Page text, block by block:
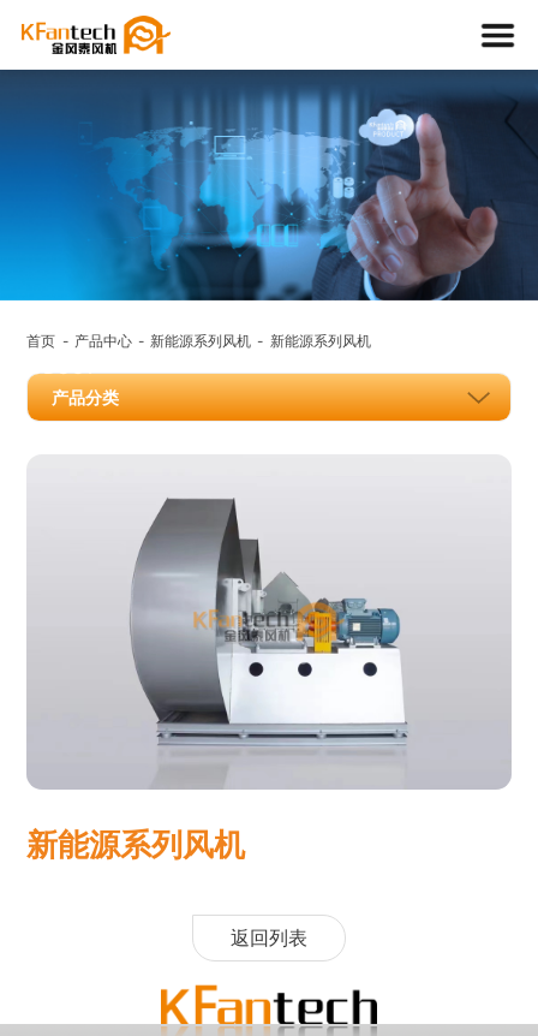
首页 产品中心 新能源系列风机 新能源系列风机
产品分类
新能源系列风机
返回列表